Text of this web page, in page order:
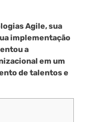
Agile, sua
implementação
a
em um
de talentos e